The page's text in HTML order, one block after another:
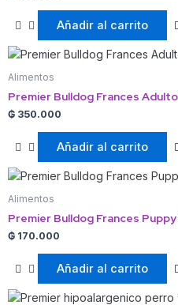
Añadir al carrito
Alimentos
Premier Bulldog Frances
₲ 350.000
Añadir al carrito
Alimentos
Premier Bulldog Frances
₲ 170.000
Añadir al carrito